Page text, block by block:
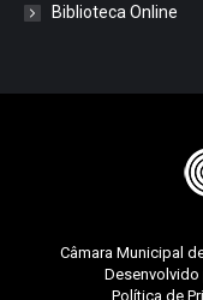
Biblioteca Online
Câmara Municipal
Política de